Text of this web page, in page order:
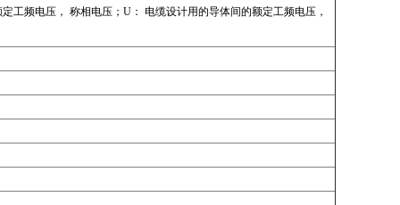
工频电压， 称相电压；U： 电缆设计用的导体间的额定工频电压，